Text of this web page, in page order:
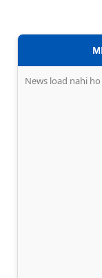
News load nahi